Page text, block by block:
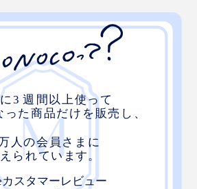
さしい自然が包んでくれるイメージ